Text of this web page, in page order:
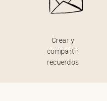
Crear y
compartir
recuerdos